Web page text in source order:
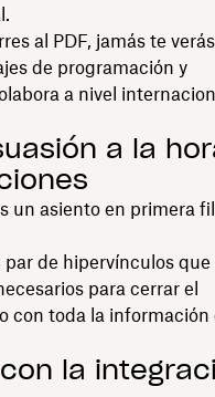
al PDF, jamás te
de programación y
a nivel
a la
un asiento en primera
de hipervínculos que
para cerrar el
con toda la información
la